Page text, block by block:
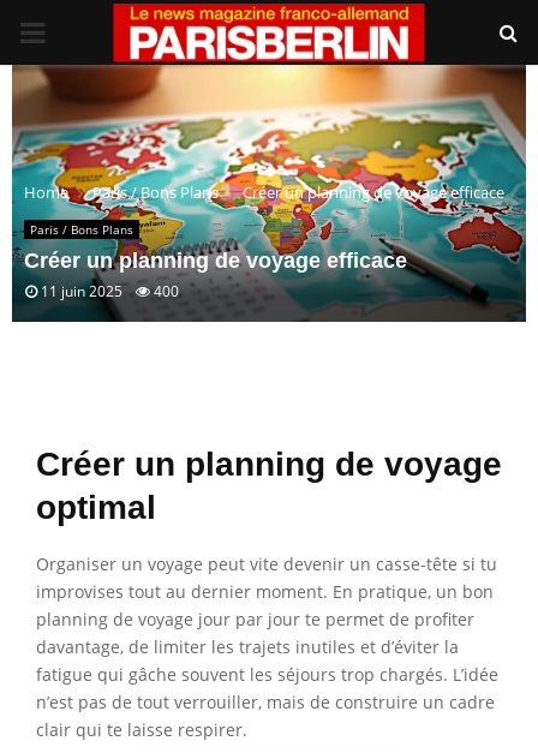
PRIMARY
MENU
Home Paris / Bons Plans Créer un planning de voyage efficace
Paris / Bons Plans
Créer un planning de voyage efficace
11 juin 2025 400
Créer un planning de voyage
optimal
Organiser un voyage peut vite devenir un casse-tête si tu
improvises tout au dernier moment. En pratique, un bon
planning de voyage jour par jour te permet de profiter
davantage, de limiter les trajets inutiles et d’éviter la
fatigue qui gâche souvent les séjours trop chargés. L’idée
n’est pas de tout verrouiller, mais de construire un cadre
clair qui te laisse respirer.